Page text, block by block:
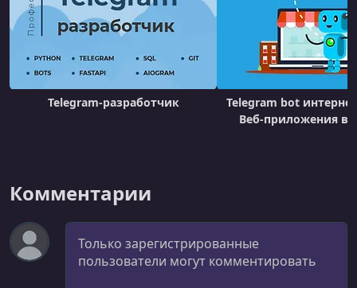
Telegram-разработчик
Telegram bot
Веб-приложения в
Комментарии
Комментарий